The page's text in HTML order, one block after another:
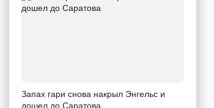
Запах гари снова накрыл Энгельс и
дошел до Саратова